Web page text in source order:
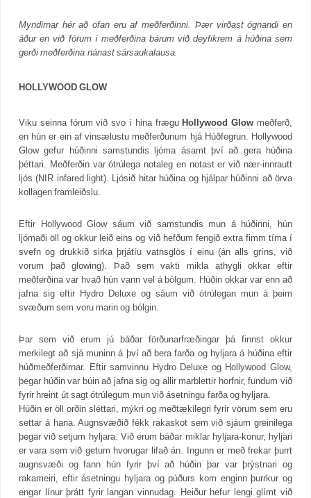
Myndirnar hér að ofan eru af meðferðinni. Þær virðast ógnandi en
áður en við fórum í meðferðina bárum við deyfikrem á húðina sem
gerði meðferðina nánast sársaukalausa.
HOLLYWOOD GLOW
Viku seinna fórum við svo í hina fræguHollywood Glow meðferð,
en hún er ein af vinsælustu meðferðunum hjá Húðfegrun. Hollywood
Glow gefur húðinni samstundis ljóma ásamt því að gera húðina
þéttari. Meðferðin var ótrúlega notaleg en notast er við nær-innrautt
ljós (NIR infared light). Ljósið hitar húðina og hjálpar húðinni að örva
kollagen framleiðslu.
Eftir Hollywood Glow sáum við samstundis mun á húðinni, hún
ljómaði öll og okkur leið eins og við hefðum fengið extra fimm tíma í
svefn og drukkið sirka þrjátíu vatnsglös í einu (án alls gríns, við
vorum það glowing). Það sem vakti mikla athygli okkar eftir
meðferðina var hvað hún vann vel á bólgum. Húðin okkar var enn að
jafna sig eftir Hydro Deluxe og sáum við ótrúlegan mun á þeim
svæðum sem voru marin og bólgin.
Þar sem við erum jú báðar förðunarfræðingar þá finnst okkur
merkilegt að sjá muninn á því að bera farða og hyljara á húðina eftir
húðmeðferðirnar. Eftir samvinnu Hydro Deluxe og Hollywood Glow,
þegar húðin var búin að jafna sig og allir marblettir horfnir, fundum við
fyrir hreint út sagt ótrúlegum mun við ásetningu farða og hyljara.
Húðin er öll orðin sléttari, mýkri og meðtækilegri fyrir vörum sem eru
settar á hana. Augnsvæðið fékk rakaskot sem við sjáum greinilega
þegar við setjum hyljara. Við erum báðar miklar hyljara-konur, hyljari
er vara sem við getum hvorugar lifað án. Ingunn er með frekar þurrt
augnsvæði og fann hún fyrir því að húðin þar var þrýstnari og
rakameiri, eftir ásetningu hyljara og púðurs kom enginn þurrkur og
engar línur þrátt fyrir langan vinnudag. Heiður hefur lengi glímt við